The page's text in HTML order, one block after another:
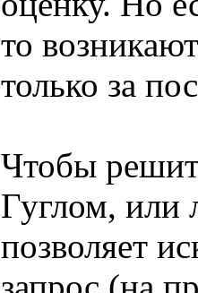
то
только за
Чтобы
Гуглом, или
позволяет